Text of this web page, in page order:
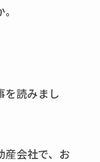
を読みまし
産会社で、お